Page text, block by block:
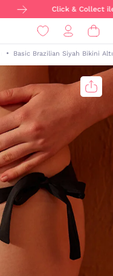
Click & Collect ile
Basic Brazilian Siyah Bikini Altı